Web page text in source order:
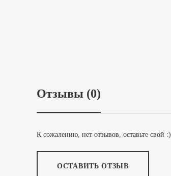
Отзывы (0)
К сожалению, нет отзывов, оставьте свой :)
ОСТАВИТЬ ОТЗЫВ